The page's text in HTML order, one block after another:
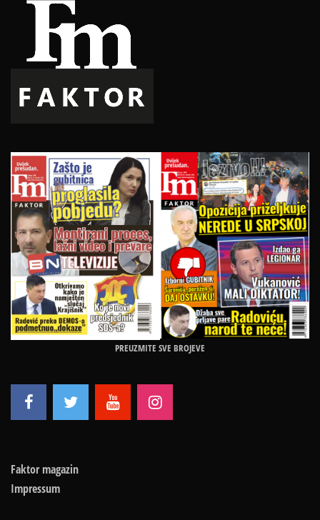
PREUZMITE SVE BROJEVE
Faktor magazin
Impressum